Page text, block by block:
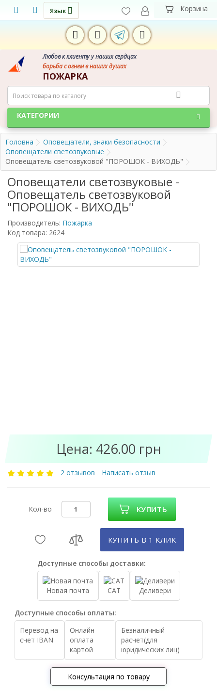
Язык
Любов к клиенту у наших сердцах
борьба с огнем в наших душах
ПОЖАРКА
КАТЕГОРИИ
Головна
Оповещатели, знаки безопасности
Оповещатели светозвуковые
Оповещатель светозвуковой "ПОРОШОК - ВИХОДЬ"
Оповещатели светозвуковые -
Оповещатель светозвуковой
"ПОРОШОК - ВИХОДЬ"
Производитель: Пожарка
Код товара: 2624
Цена: 426.00 грн
2 отзывов Написать отзыв
Кол-во КУПИТЬ
КУПИТЬ В 1 КЛИК
Доступные способы доставки:
Новая почта САТ Деливери
Доступные способы оплаты:
Перевод на
счет IBAN
Онлайн
оплата
картой
Безналичный
расчет(для
юридических лиц)
Консультация по товару